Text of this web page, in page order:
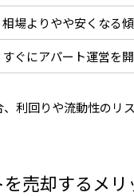
相場よりやや安くなる
すぐにアパート運営を
利回りや流動性の
売却するメリ